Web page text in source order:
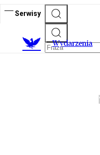
Serwisy
Wydarzenia